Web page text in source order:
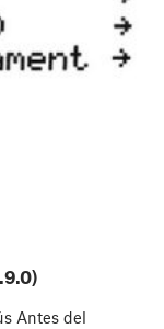
Antes del